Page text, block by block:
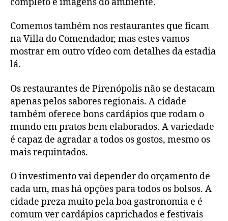
Comemos também nos restaurantes que ficam
na Villa do Comendador, mas estes vamos
mostrar em outro vídeo com detalhes da estadia
lá.
Os restaurantes de Pirenópolis não se destacam
apenas pelos sabores regionais. A cidade
também oferece bons cardápios que rodam o
mundo em pratos bem elaborados. A variedade
é capaz de agradar a todos os gostos, mesmo os
mais requintados.
O investimento vai depender do orçamento de
cada um, mas há opções para todos os bolsos. A
cidade preza muito pela boa gastronomia e é
comum ver cardápios caprichados e festivais